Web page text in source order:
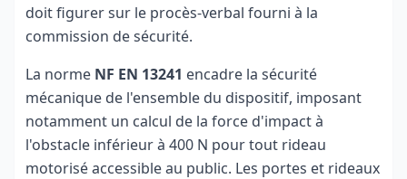
doit figurer sur le procès-verbal fourni à la
commission de sécurité.
La norme NF EN 13241 encadre la sécurité
mécanique de l'ensemble du dispositif, imposant
notamment un calcul de la force d'impact à
l'obstacle inférieur à 400 N pour tout rideau
motorisé accessible au public. Les portes et rideaux